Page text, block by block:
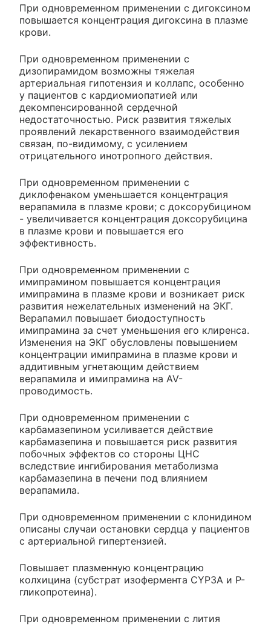
При одновременном применении с дигоксином
повышается концентрация дигоксина в плазме
крови.
При одновременном применении с
дизопирамидом возможны тяжелая
артериальная гипотензия и коллапс, особенно
у пациентов с кардиомиопатией или
декомпенсированной сердечной
недостаточностью. Риск развития тяжелых
проявлений лекарственного взаимодействия
связан, по-видимому, с усилением
отрицательного инотропного действия.
При одновременном применении с
диклофенаком уменьшается концентрация
верапамила в плазме крови; с доксорубицином
- увеличивается концентрация доксорубицина
в плазме крови и повышается его
эффективность.
При одновременном применении с
имипрамином повышается концентрация
имипрамина в плазме крови и возникает риск
развития нежелательных изменений на ЭКГ.
Верапамил повышает биодоступность
имипрамина за счет уменьшения его клиренса.
Изменения на ЭКГ обусловлены повышением
концентрации имипрамина в плазме крови и
аддитивным угнетающим действием
верапамила и имипрамина на AV-
проводимость.
При одновременном применении с
карбамазепином усиливается действие
карбамазепина и повышается риск развития
побочных эффектов со стороны ЦНС
вследствие ингибирования метаболизма
карбамазепина в печени под влиянием
верапамила.
При одновременном применении с клонидином
описаны случаи остановки сердца у пациентов
с артериальной гипертензией.
Повышает плазменную концентрацию
колхицина (субстрат изофермента CYP3A и P-
гликопротеина).
При одновременном применении с лития